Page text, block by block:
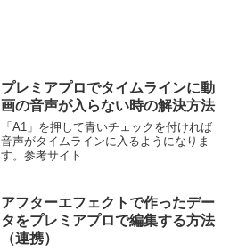
プレミアプロでタイムラインに動
画の音声が入らない時の解決方法
「A1」を押して青いチェックを付ければ
音声がタイムラインに入るようになりま
す。参考サイト
アフターエフェクトで作ったデー
タをプレミアプロで編集する方法
（連携）